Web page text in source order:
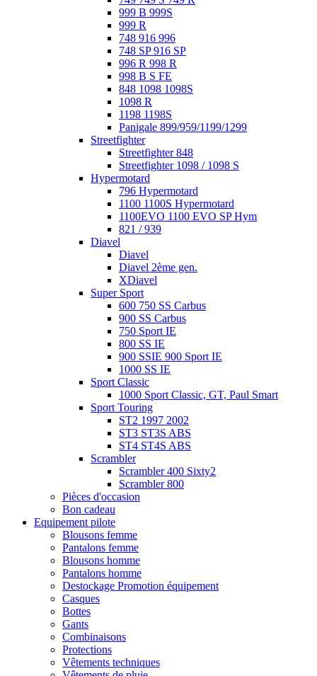
999 B 999S
999 R
748 916 996
748 SP 916 SP
996 R 998 R
998 B S FE
848 1098 1098S
1098 R
1198 1198S
Panigale 899/959/1199/1299
Streetfighter
Streetfighter 848
Streetfighter 1098 / 1098 S
Hypermotard
796 Hypermotard
1100 1100S Hypermotard
1100EVO 1100 EVO SP Hym
821 / 939
Diavel
Diavel
Diavel 2ème gen.
XDiavel
Super Sport
600 750 SS Carbus
900 SS Carbus
750 Sport IE
800 SS IE
900 SSIE 900 Sport IE
1000 SS IE
Sport Classic
1000 Sport Classic, GT, Paul Smart
Sport Touring
ST2 1997 2002
ST3 ST3S ABS
ST4 ST4S ABS
Scrambler
Scrambler 400 Sixty2
Scrambler 800
Pièces d'occasion
Bon cadeau
Equipement pilote
Blousons femme
Pantalons femme
Blousons homme
Pantalons homme
Destockage Promotion équipement
Casques
Bottes
Gants
Combinaisons
Protections
Vêtements techniques